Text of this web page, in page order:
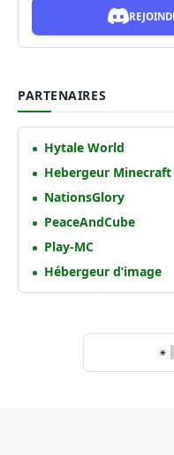
PARTENAIRES
Hytale World
Hebergeur Minecraft
NationsGlory
PeaceAndCube
Play-MC
Hébergeur d’image